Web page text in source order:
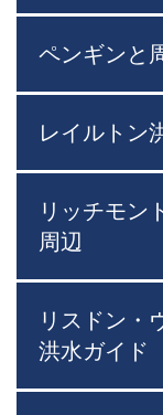
ペンギンと
レイルトン
リッチモン
周辺
リスドン・
洪水ガイド